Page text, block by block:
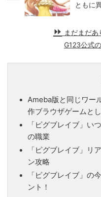
ともに
まだまだあ
G123公式
Ameba版と同じワー
作ブラウザゲームと
「ピグブレイブ」い
の職業
「ピグブレイブ」リ
ン攻略
「ピグブレイブ」の
ント！